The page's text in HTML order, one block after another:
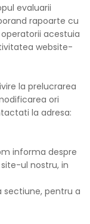
evaluarii
rapoarte cu
acestuia
website-
la prelucrarea
ori
la adresa:
informa despre
ul nostru, in
sectiune, pentru a